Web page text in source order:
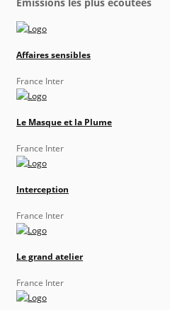
Affaires sensibles
France Inter
Le Masque et la Plume
France Inter
Interception
France Inter
Le grand atelier
France Inter